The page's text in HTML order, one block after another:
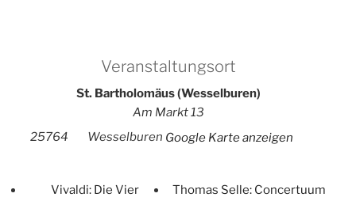
Veranstaltungsort
St. Bartholomäus (Wesselburen)
Am Markt 13
Wesselburen
25764 Google Karte anzeigen
Vivaldi: Die Vier
Thomas Selle: Concertuum